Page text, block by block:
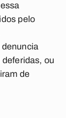
pelo
ou
de